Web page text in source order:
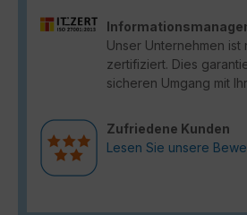
Unser Unternehmen ist
zertifiziert. Dies
sicheren Umgang mit
Zufriedene Kunden
Lesen Sie unsere